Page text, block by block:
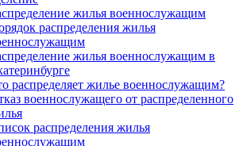
жилья военнослужащим
распределения жилья
жилья военнослужащим в
распределяет жилье военнослужащим?
военнослужащего от распределенного
распределения жилья